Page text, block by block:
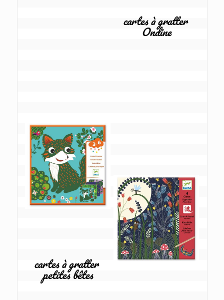
cartes à gratter
Ondine
cartes à gratter
petites bêtes